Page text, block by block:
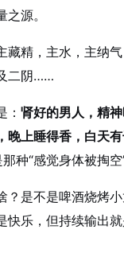
源。
藏精，主水，主纳
二阴……
： 肾好的男人，精
晚上睡得香，白天有
种“感觉身体被掏空
？是不是啤酒烧烤
快乐，但持续输出